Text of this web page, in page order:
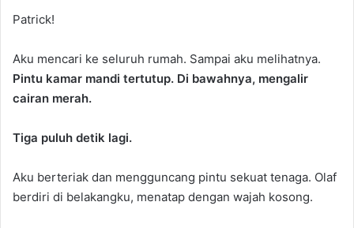
Patrick!
Aku mencari ke seluruh rumah. Sampai aku melihatnya.
Pintu kamar mandi tertutup. Di bawahnya, mengalir
cairan merah.
Tiga puluh detik lagi.
Aku berteriak dan mengguncang pintu sekuat tenaga. Olaf
berdiri di belakangku, menatap dengan wajah kosong.